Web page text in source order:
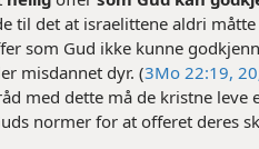
til det at israelittene aldri
som Gud ikke kunne
misdannet dyr. (3Mo 22:19,
med dette må de kristne leve
normer for at offeret deres